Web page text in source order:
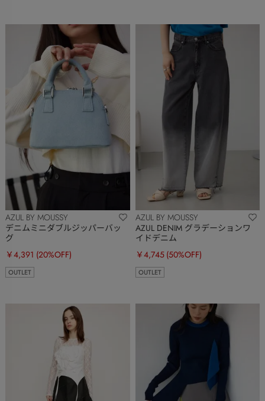
AZUL BY MOUSSY
デニムミニダブルジッパーバッ
グ
￥4,391 (20%OFF)
OUTLET
AZUL BY MOUSSY
AZUL DENIM グラデーションワ
イドデニム
￥4,745 (50%OFF)
OUTLET